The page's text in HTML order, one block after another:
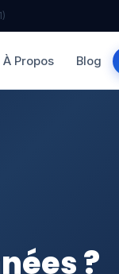
À Propos Blog
?